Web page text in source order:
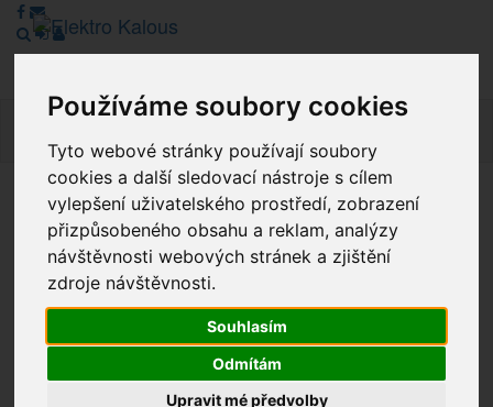
Používáme soubory cookies
Tyto webové stránky používají soubory
cookies a další sledovací nástroje s cílem
vylepšení uživatelského prostředí, zobrazení
přizpůsobeného obsahu a reklam, analýzy
návštěvnosti webových stránek a zjištění
zdroje návštěvnosti.
Souhlasím
Odmítám
Upravit mé předvolby
Vážení zákazníci, v tuto chvíli je Náš internetový obchod v
režimu Katalogu. Objednávky on-line nyní nelze vyřídit.
Děkujeme za pochopení.
Výprodej